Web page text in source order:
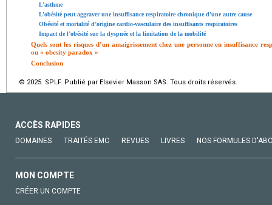
L’asthme
L’obésité peut aggraver une insuffisance respiratoire chronique d’une autre cause
Obésité et mortalité d’origine cardio-vasculaire des insuffisants respiratoires
Impact de l’obésité sur la dyspnée et la limitation de la mobilité
Quels sont les risques d’un amaigrissement chez une personne en insuffisance
ou « obesity paradox »
Conclusion
© 2025 SPLF. Publié par Elsevier Masson SAS. Tous droits réservés.
ACCÈS RAPIDES
DOMAINES TRAITÉS EMC REVUES LIVRES NOS FORMULES
MON COMPTE
CRÉER UN COMPTE